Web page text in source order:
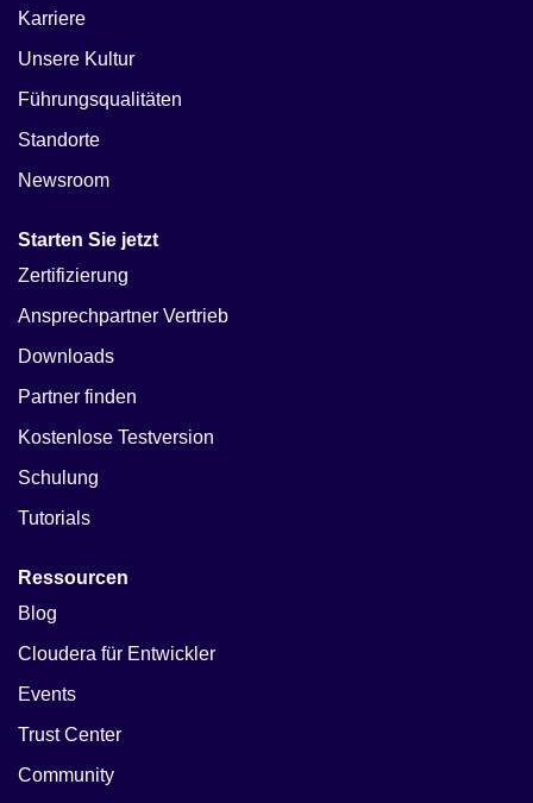
Karriere
Unsere Kultur
Führungsqualitäten
Standorte
Newsroom
Starten Sie jetzt
Zertifizierung
Ansprechpartner Vertrieb
Downloads
Partner finden
Kostenlose Testversion
Schulung
Tutorials
Ressourcen
Blog
Cloudera für Entwickler
Events
Trust Center
Community